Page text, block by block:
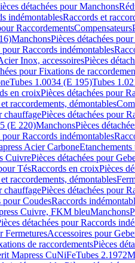
détachées pour Manchons
indémontablesRaccords et
RaccordementsCompensateurs
ManchonsPièces détachées
pour Raccords indémontables
Inox, accessoiresPièces
pour Fixations de
Tubes 1.0034 (E 195)Tubes
en croixPièces détachées pour
raccordements, démontables
chauffagePièces détachées pour
(E 220)ManchonsPièces
pour Raccords indémontables
Acier Carbone
CuivrePièces détachées pour
TésRaccords en croixPièces
raccordements, démontables
chauffagePièces détachées pour
pour CoudesRaccords
Cuivre, FKM bleuManchons
détachées pour Raccords
FermeturesAccessoires pour
de raccordementsPièces
Mapress CuNiFeTubes 2.1972